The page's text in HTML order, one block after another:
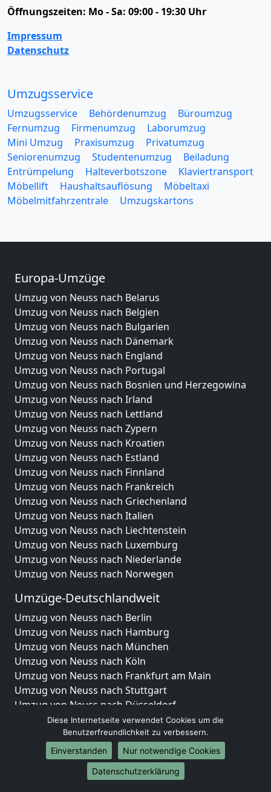
Öffnungszeiten: Mo - Sa: 09:00 - 19:30 Uhr
Impressum
Datenschutz
Umzugsservice
Umzugsservice Behördenumzug
Büroumzug
Fernumzug
Firmenumzug
Laborumzug
Mini Umzug
Praxisumzug
Privatumzug
Seniorenumzug
Studentenumzug
Beiladung
Entrümpelung
Halteverbotszone
Klaviertransport
Möbellift
Haushaltsauflösung
Möbeltaxi
Möbelmitfahrzentrale
Umzugskartons
Europa-Umzüge
Umzug von Neuss nach Belarus
Umzug von Neuss nach Belgien
Umzug von Neuss nach Bulgarien
Umzug von Neuss nach Dänemark
Umzug von Neuss nach England
Umzug von Neuss nach Portugal
Umzug von Neuss nach Bosnien und Herzegowina
Umzug von Neuss nach Irland
Umzug von Neuss nach Lettland
Umzug von Neuss nach Zypern
Umzug von Neuss nach Kroatien
Umzug von Neuss nach Estland
Umzug von Neuss nach Finnland
Umzug von Neuss nach Frankreich
Umzug von Neuss nach Griechenland
Umzug von Neuss nach Italien
Umzug von Neuss nach Liechtenstein
Umzug von Neuss nach Luxemburg
Umzug von Neuss nach Niederlande
Umzug von Neuss nach Norwegen
Umzüge-Deutschlandweit
Umzug von Neuss nach Berlin
Umzug von Neuss nach Hamburg
Umzug von Neuss nach München
Umzug von Neuss nach Köln
Umzug von Neuss nach Frankfurt am Main
Umzug von Neuss nach Stuttgart
Umzug von Neuss nach Düsseldorf
Umzug von Neuss nach Leipzig
Umzug von Neuss nach Dortmund
Umzug von Neuss nach Essen
Umzug von Neuss nach Bremen
Umzug von Neuss nach Dresden
Diese Internetseite verwendet Cookies um die
Benutzerfreundlichkeit zu verbessern.
Einverstanden
Nur notwendige Cookies
Datenschutzerklärung